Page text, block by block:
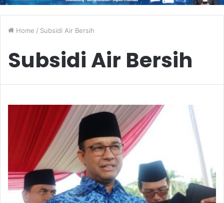
Home / Subsidi Air Bersih
Subsidi Air Bersih